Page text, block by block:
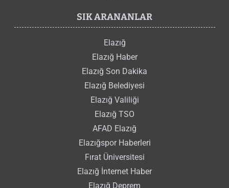
SIK ARANANLAR
Elazığ
Elazığ Haber
Elazığ Son Dakika
Elazığ Belediyesi
Elazığ Valiliği
Elazığ TSO
AFAD Elazığ
Elazığspor Haberleri
Fırat Üniversitesi
Elazığ İnternet Haber
Elazığ Deprem